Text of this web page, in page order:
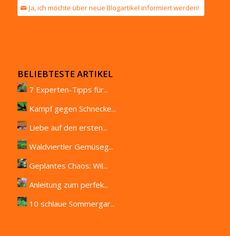
Ja, ich möchte über neue Blogartikel informiert werden!
BELIEBTESTE ARTIKEL
7 Experten-Tipps für...
Kampf gegen Schnecke...
Liebe auf den ersten...
Waldviertler Gemüseg...
Geplantes Chaos: Wil...
Anleitung zum perfek...
10 schlaue Sommergar...